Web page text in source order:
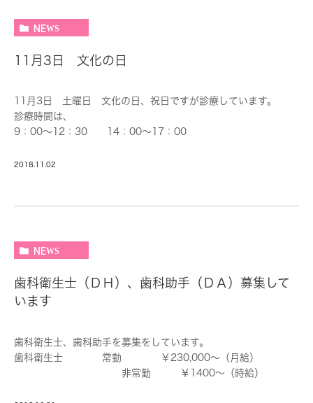
低位舌）です。
悪習癖による不要な力が歯列に加わり、力が加わった方向に動い
プレオルソを装着することで、歯に不要な力がかからないように
NEWS
11月3日 文化の日
11月3日 土曜日 文化の日、祝日ですが診療しています。
診療時間は、
9：00～12：30 14：00～17：00
ください。
2018.11.02
NEWS
歯科衛生士（ＤＨ）、歯科助手（ＤＡ）募集して
います
歯科衛生士、歯科助手を募集をしています。
歯科衛生士 常勤 ￥230,000～（月給）
非常勤 ￥1400～（時給）